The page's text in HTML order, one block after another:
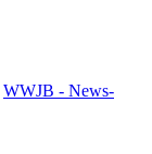
WWJB - News-